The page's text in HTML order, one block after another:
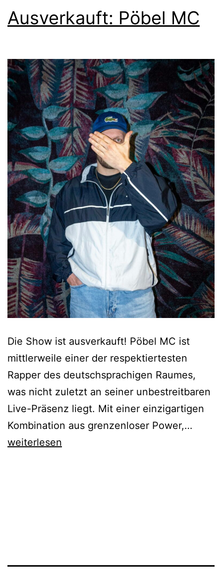
03-
Ausverkauft: Pöbel MC
Die Show ist ausverkauft! Pöbel MC ist
mittlerweile einer der respektiertesten
Rapper des deutschsprachigen Raumes,
was nicht zuletzt an seiner unbestreitbaren
Live-Präsenz liegt. Mit einer einzigartigen
Kombination aus grenzenloser Power,…
weiterlesen